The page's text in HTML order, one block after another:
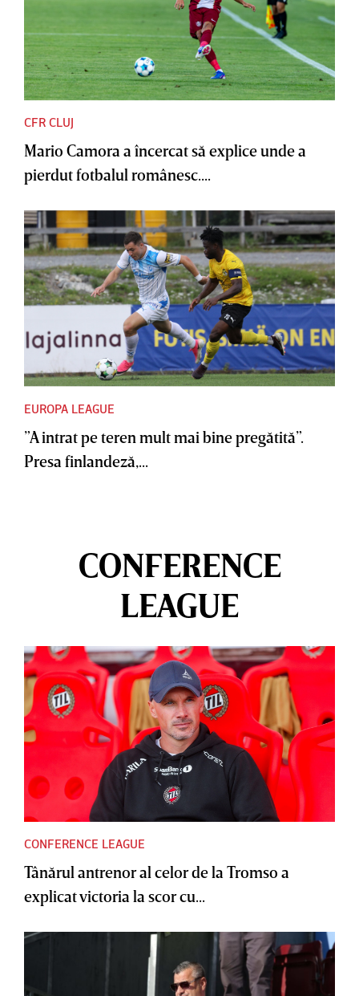
CFR CLUJ
Mario Camora a încercat să explice unde a
pierdut fotbalul românesc....
EUROPA LEAGUE
”A intrat pe teren mult mai bine pregătită”.
Presa finlandeză,...
CONFERENCE
LEAGUE
CONFERENCE LEAGUE
Tânărul antrenor al celor de la Tromso a
explicat victoria la scor cu...